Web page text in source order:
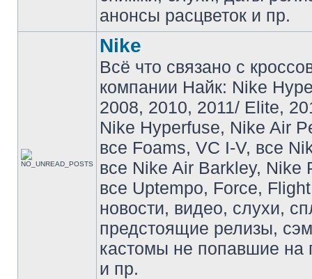
анонсы расцветок и пр.
Nike
Всё что связано с
компании Найк: Nike
2008, 2010, 2011/ Elite,
Nike Hyperfuse, Nike Air
все Foams, VC I-V, все
все Nike Air Barkley, Nike
все Uptempo, Force,
новости, видео, слухи,
предстоящие релизы,
кастомы не попавшие на
и пр.